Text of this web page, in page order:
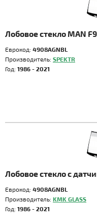
Лобовое стекло MAN
Еврокод: 4908AGNBL
Производитель: SPEKTR
Год: 1986 - 2021
Лобовое стекло с
Еврокод: 4908AGNBL
Производитель: KMK GLASS
Год: 1986 - 2021